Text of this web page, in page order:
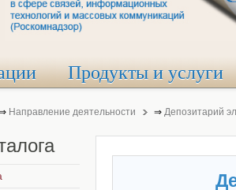
Продукты и услуги
Направление деятельности ⇒ Депозитарий